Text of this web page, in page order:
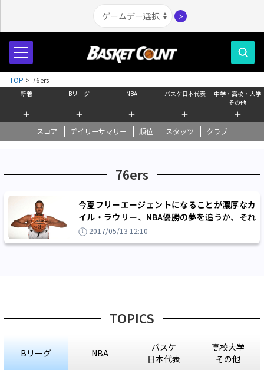
＞
新着
＋
Bリーグ
＋
NBA
＋
バスケ日本代表
＋
中学・高校・大学
その他
＋
スコア デイリーサマリー 順位 スタッツ クラブ
TOP > 76ers
76ers
今夏フリーエージェントになることが濃厚なカ
イル・ラウリー、NBA優勝の夢を追うか、それ
とも……
2017/05/13 12:10
TOPICS
Bリーグ NBA
バスケ
日本代表
高校大学
その他